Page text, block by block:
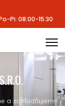
Pi: 08:00-15:30
a zohľadňujeme